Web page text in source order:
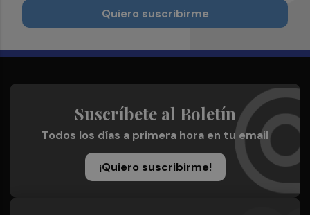
Quiero suscribirme
Suscríbete al Boletín
Todos los días a primera hora en tu email
¡Quiero suscribirme!